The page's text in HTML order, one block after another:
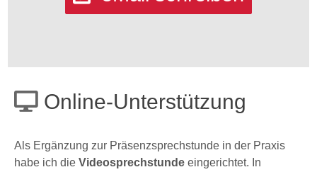
Online-Unterstützung
Als Ergänzung zur Präsenzsprechstunde in der Praxis
habe ich die Videosprechstunde eingerichtet. In